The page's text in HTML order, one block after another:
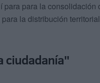
para para la consolidación
la distribución
ciudadanía"